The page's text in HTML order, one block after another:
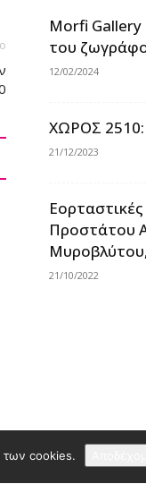
Morfi Gallery
του
12/02/2024
ΧΩΡΟΣ 2510:
21/12/2023
Προστάτου
21/10/2022
των cookies.